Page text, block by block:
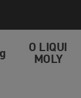
O LIQUI
MOLY